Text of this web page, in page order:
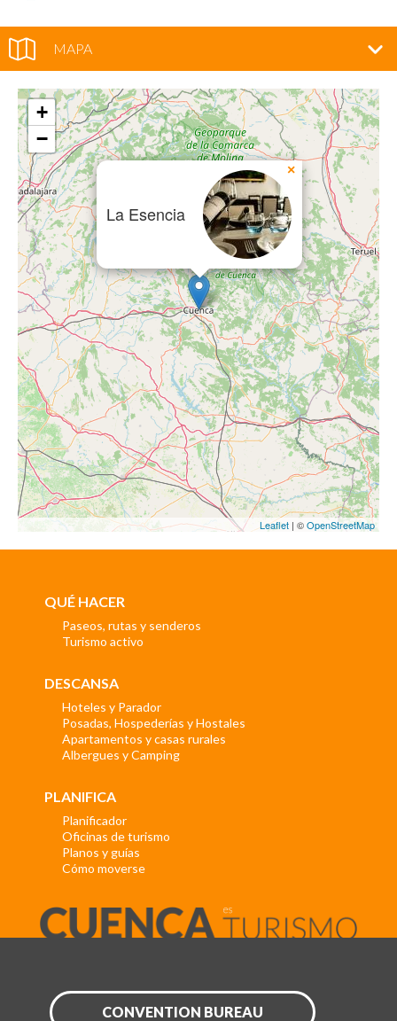
MAPA
La Esencia
×
+
−
Leaflet | ©OpenStreetMap
QUÉ HACER
Paseos, rutas y senderos
Turismo activo
DESCANSA
Hoteles y Parador
Posadas, Hospederías y Hostales
Apartamentos y casas rurales
Albergues y Camping
PLANIFICA
Planificador
Oficinas de turismo
Planos y guías
Cómo moverse
CONVENTION BUREAU